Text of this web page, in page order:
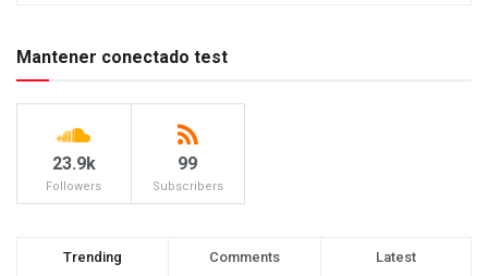
Mantener conectado test
23.9k
Followers
99
Subscribers
Trending Comments Latest